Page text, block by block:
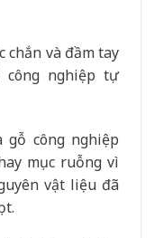
chắn và đầm tay
nghiệp tự
công nghiệp
mục ruỗng vì
vật liệu đã